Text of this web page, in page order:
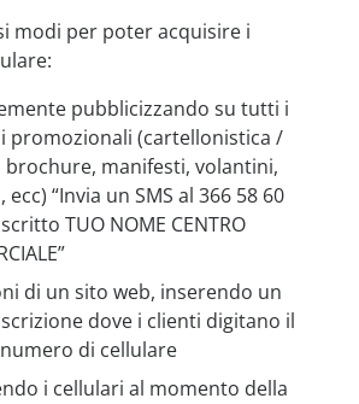
modi per poter acquisire i
pubblicizzando su tutti i
promozionali (cartellonistica /
brochure, manifesti, volantini,
ecc) “Invia un SMS al 366 58 60
TUO NOME CENTRO
di un sito web, inserendo un
dove i clienti digitano il
di cellulare
i cellulari al momento della